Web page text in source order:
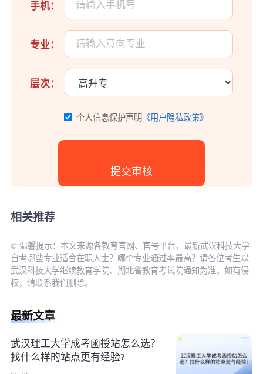
手机：
专业：
层次：
个人信息保护声明 《用户隐私政策》
相关推荐
© 温馨提示：本文来源各教育官网、官号平台，最新武汉科技大学
自考哪些专业适合在职人士？哪个专业通过率最高？请各位考生以
武汉科技大学继续教育学院、湖北省教育考试院通知为准。如有侵
权，请联系我们删除。
最新文章
武汉理工大学成考函授站怎么选？
找什么样的站点更有经验?